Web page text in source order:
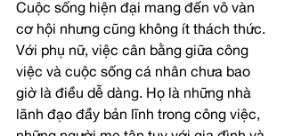
Cuộc sống hiện đại mang đến vô vàn
cơ hội nhưng cũng không ít thách thức.
Với phụ nữ, việc cân bằng giữa công
việc và cuộc sống cá nhân chưa bao
giờ là điều dễ dàng. Họ là những nhà
lãnh đạo đầy bản lĩnh trong công việc,